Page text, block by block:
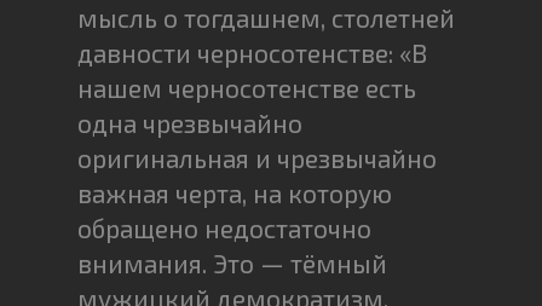
мысль о тогдашнем, столетней
давности черносотенстве: «В
нашем черносотенстве есть
одна чрезвычайно
оригинальная и чрезвычайно
важная черта, на которую
обращено недостаточно
внимания. Это — тёмный
мужицкий демократизм,